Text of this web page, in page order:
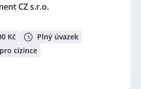
CZ s.r.o.
Kč
Plný úvazek
cizince